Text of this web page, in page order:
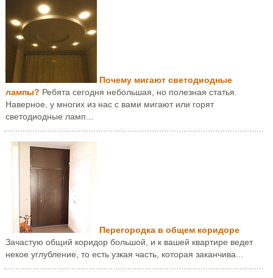
Почему мигают светодиодные
лампы? Ребята сегодня небольшая, но полезная статья.
Наверное, у многих из нас с вами мигают или горят
светодиодные ламп...
Перегородка в общем коридоре
Зачастую общий коридор большой, и к вашей квартире ведет
некое углубление, то есть узкая часть, которая заканчива...